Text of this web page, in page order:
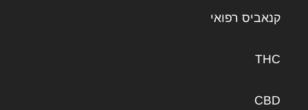
קנאביס רפואי
THC
CBD